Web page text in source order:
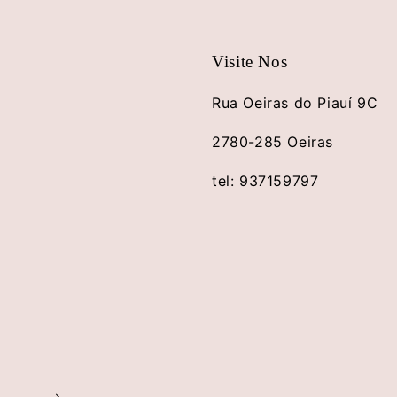
Visite Nos
Rua Oeiras do Piauí 9C
2780-285 Oeiras
tel: 937159797